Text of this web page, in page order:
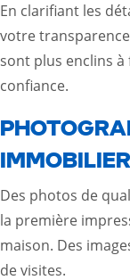
En clarifiant les
votre
sont plus enclins
confiance.
IMMOBILIER
Des photos de
la première
maison. Des
de visites.